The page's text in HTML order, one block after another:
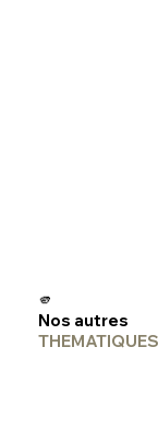
🫵
Nos autres
THEMATIQUES